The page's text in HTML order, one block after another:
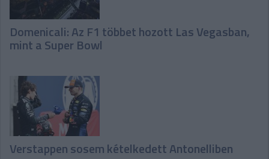
Domenicali: Az F1 többet hozott Las Vegasban,
mint a Super Bowl
Verstappen sosem kételkedett Antonelliben